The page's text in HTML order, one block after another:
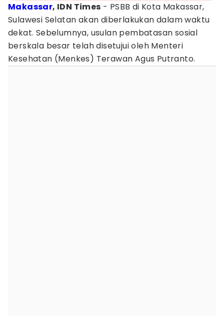
Makassar, IDN Times - PSBB di Kota Makassar,
Sulawesi Selatan akan diberlakukan dalam waktu
dekat. Sebelumnya, usulan pembatasan sosial
berskala besar telah disetujui oleh Menteri
Kesehatan (Menkes) Terawan Agus Putranto.